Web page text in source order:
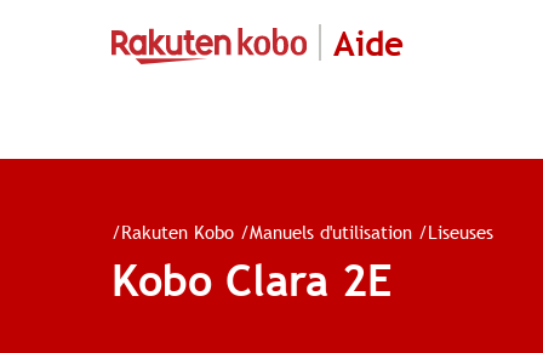
Aide
/Rakuten Kobo /Manuels d'utilisation /Liseuses
Kobo Clara 2E